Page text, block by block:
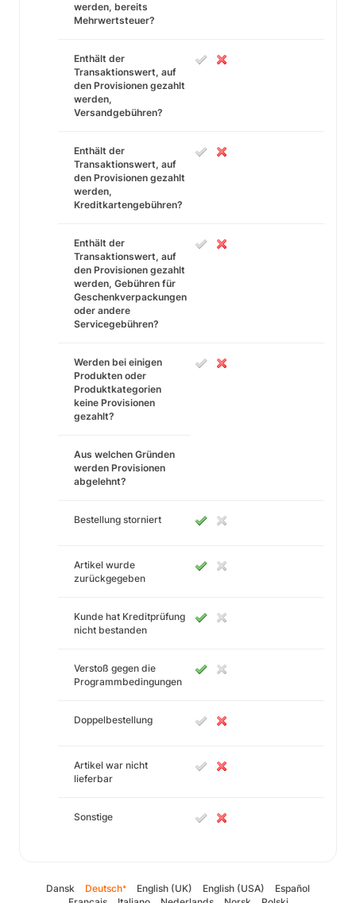
werden, bereits
Mehrwertsteuer?
Enthält der
Transaktionswert, auf
den Provisionen gezahlt
werden,
Versandgebühren?
Enthält der
Transaktionswert, auf
den Provisionen gezahlt
werden,
Kreditkartengebühren?
Enthält der
Transaktionswert, auf
den Provisionen gezahlt
werden, Gebühren für
Geschenkverpackungen
oder andere
Servicegebühren?
Werden bei einigen
Produkten oder
Produktkategorien
keine Provisionen
gezahlt?
Aus welchen Gründen
werden Provisionen
abgelehnt?
Bestellung storniert
Artikel wurde
zurückgegeben
Kunde hat Kreditprüfung
nicht bestanden
Verstoß gegen die
Programmbedingungen
Doppelbestellung
Artikel war nicht
lieferbar
Sonstige
Dansk Deutsch* English (UK) English (USA)
Español